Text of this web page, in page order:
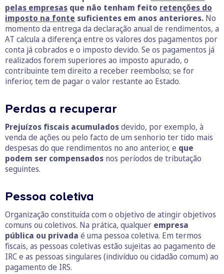
pelas empresas que não tenham feito retenções do
imposto na fonte suficientes em anos anteriores. No
momento da entrega da declaração anual de rendimentos, a
AT calcula a diferença entre os valores dos pagamentos por
conta já cobrados e o imposto devido. Se os pagamentos já
realizados forem superiores ao imposto apurado, o
contribuinte tem direito a receber reembolso; se for
inferior, tem de pagar o valor restante ao Estado.
Perdas a recuperar
Prejuízos fiscais acumuladosdevido, por exemplo, à
venda de ações ou pelo facto de um senhorio ter tido mais
despesas do que rendimentos no ano anterior, e que
podem ser compensados nos períodos de tributação
seguintes.
Pessoa coletiva
Organização constituída com o objetivo de atingir objetivos
comuns ou coletivos. Na prática, qualquer empresa
pública ou privada é uma pessoa coletiva. Em termos
fiscais, as pessoas coletivas estão sujeitas ao pagamento de
IRC e as pessoas singulares (indivíduo ou cidadão comum) ao
pagamento de IRS.